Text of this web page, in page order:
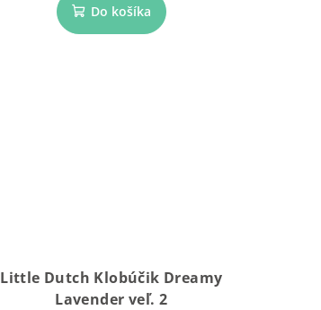
Do košíka
Little Dutch Klobúčik Dreamy
Lavender veľ. 2